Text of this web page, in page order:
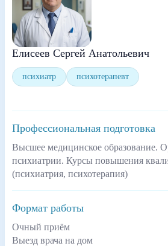
Елисеев Сергей Анатольевич
психиатр психотерапевт
Профессиональная подготовка
Высшее медицинское образование.
психиатрии. Курсы повышения
(психиатрия, психотерапия)
Формат работы
Очный приём
Выезд врача на дом